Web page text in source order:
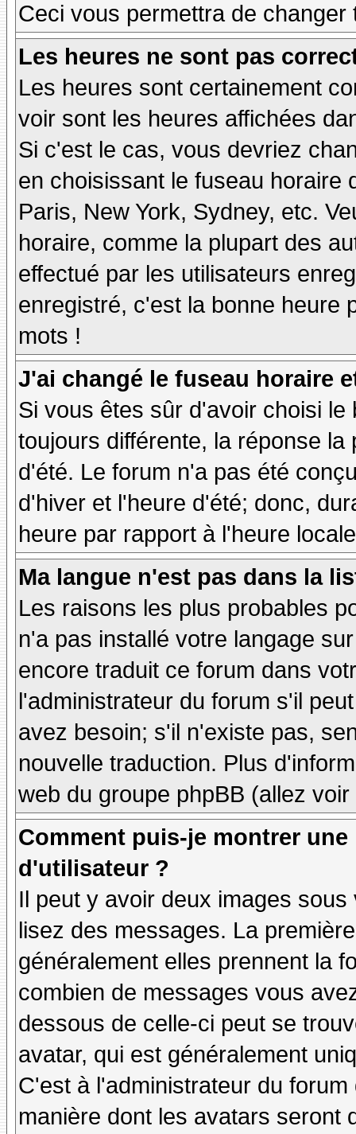
Ceci vous permettra de
Les heures ne sont pas
Les heures sont certainement
voir sont les heures affichées
Si c'est le cas, vous devriez
en choisissant le fuseau horaire
Paris, New York, Sydney, etc.
horaire, comme la plupart des
effectué par les utilisateurs
enregistré, c'est la bonne heure
mots !
J'ai changé le fuseau horaire
Si vous êtes sûr d'avoir choisi
toujours différente, la réponse
d'été. Le forum n'a pas été
d'hiver et l'heure d'été; donc,
heure par rapport à l'heure
Ma langue n'est pas dans la
Les raisons les plus probables
n'a pas installé votre langage
encore traduit ce forum dans
l'administrateur du forum s'il
avez besoin; s'il n'existe pas,
nouvelle traduction. Plus
web du groupe phpBB (allez
Comment puis-je montrer
d'utilisateur ?
Il peut y avoir deux images
lisez des messages. La
généralement elles prennent la
combien de messages vous
dessous de celle-ci peut se
avatar, qui est généralement
C'est à l'administrateur du
manière dont les avatars seront